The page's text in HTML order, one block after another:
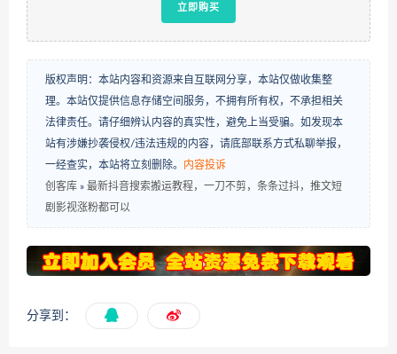
立即购买
版权声明：本站内容和资源来自互联网分享，本站仅做收集整
理。本站仅提供信息存储空间服务，不拥有所有权，不承担相关
法律责任。请仔细辨认内容的真实性，避免上当受骗。如发现本
站有涉嫌抄袭侵权/违法违规的内容，请底部联系方式私聊举报，
一经查实，本站将立刻删除。 内容投诉
创客库 » 最新抖音搜索搬运教程，一刀不剪，条条过抖，推文短
剧影视涨粉都可以
分享到：